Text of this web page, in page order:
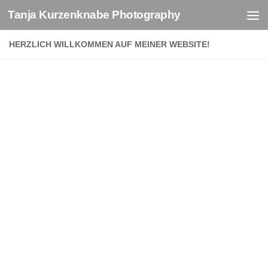
Zum Inhalt springen
Tanja Kurzenknabe Photography
HERZLICH WILLKOMMEN AUF MEINER WEBSITE!